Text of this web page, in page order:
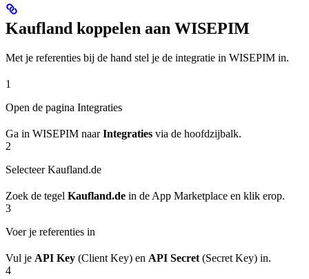
Kaufland koppelen aan WISEPIM
Met je referenties bij de hand stel je de integratie in WISEPIM in.
1
Open de pagina Integraties
Ga in WISEPIM naarIntegraties via de hoofdzijbalk.
2
Selecteer Kaufland.de
Zoek de tegel Kaufland.de in de App Marketplace en klik erop.
3
Voer je referenties in
Vul je API Key (Client Key) en API Secret (Secret Key) in.
4